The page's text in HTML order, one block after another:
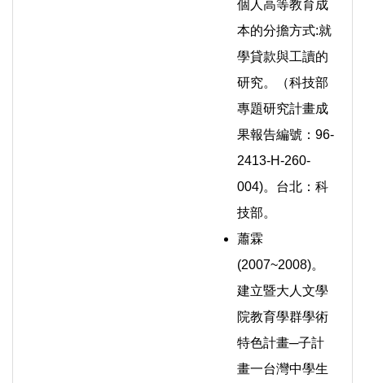
個人高等教育成
本的分擔方式:就
學貸款與工讀的
研究。（科技部
專題研究計畫成
果報告編號：96-
2413-H-260-
004)。台北：科
技部。
蕭霖
(2007~2008)。
建立暨大人文學
院教育學群學術
特色計畫─子計
畫一台灣中學生